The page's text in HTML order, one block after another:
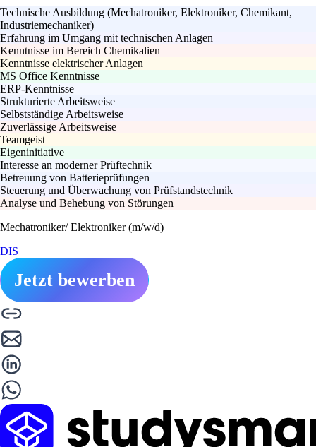
Technische Ausbildung (Mechatroniker, Elektroniker, Chemikant,
Industriemechaniker)
Erfahrung im Umgang mit technischen Anlagen
Kenntnisse im Bereich Chemikalien
Kenntnisse elektrischer Anlagen
MS Office Kenntnisse
ERP-Kenntnisse
Strukturierte Arbeitsweise
Selbstständige Arbeitsweise
Zuverlässige Arbeitsweise
Teamgeist
Eigeninitiative
Interesse an moderner Prüftechnik
Betreuung von Batterieprüfungen
Steuerung und Überwachung von Prüfstandstechnik
Analyse und Behebung von Störungen
Mechatroniker/ Elektroniker (m/w/d)
DIS
Jetzt bewerben